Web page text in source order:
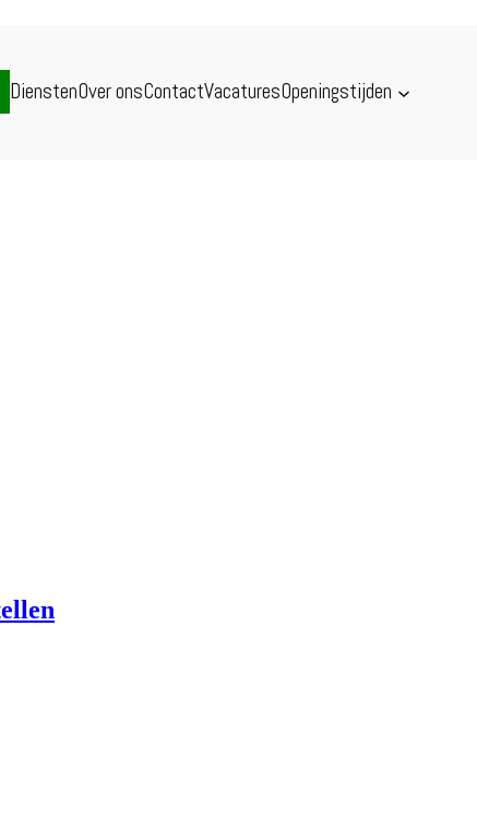
DienstenOver onsContactVacaturesOpeningstijden